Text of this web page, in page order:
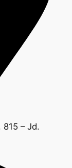
815 – Jd.